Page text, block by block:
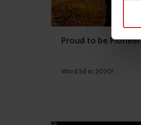
Proud to be Pioneer
Word lid in 2020!